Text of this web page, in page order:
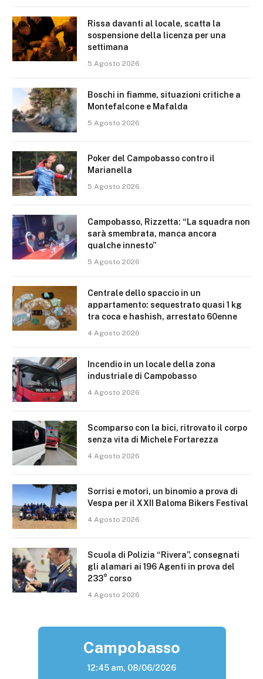
Rissa davanti al locale, scatta la
sospensione della licenza per una
settimana
5 Agosto 2026
Boschi in fiamme, situazioni critiche a
Montefalcone e Mafalda
5 Agosto 2026
Poker del Campobasso contro il
Marianella
5 Agosto 2026
Campobasso, Rizzetta: “La squadra non
sarà smembrata, manca ancora
qualche innesto”
5 Agosto 2026
Centrale dello spaccio in un
appartamento: sequestrato quasi 1 kg
tra coca e hashish, arrestato 60enne
4 Agosto 2026
Incendio in un locale della zona
industriale di Campobasso
4 Agosto 2026
Scomparso con la bici, ritrovato il corpo
senza vita di Michele Fortarezza
4 Agosto 2026
Sorrisi e motori, un binomio a prova di
Vespa per il XXII Baloma Bikers Festival
4 Agosto 2026
Scuola di Polizia “Rivera”, consegnati
gli alamari ai 196 Agenti in prova del
233° corso
4 Agosto 2026
Campobasso
12:45 am, 08/06/2026